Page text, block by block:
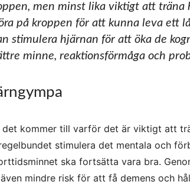
men minst lika viktigt att träna
på kroppen för att kunna leva ett
stimulera hjärnan för att öka de
minne, reaktionsförmåga och
det kommer till varför det är viktigt att
stimulera det mentala och
ska fortsätta vara bra.
mindre risk för att få demens och